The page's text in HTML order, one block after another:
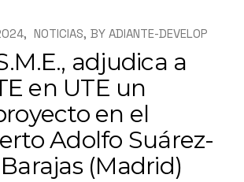
NOTICIAS BY ADIANTE-DEVELOP
adjudica a
en UTE un
en el
Adolfo Suárez-
(Madrid)